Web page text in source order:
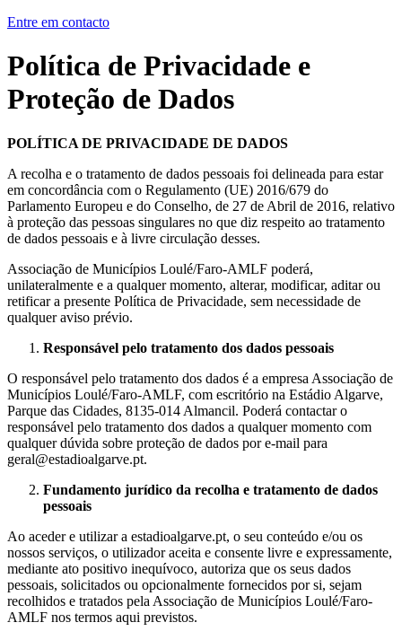
Entre em contacto
Política de Privacidade e
Proteção de Dados
POLÍTICA DE PRIVACIDADE DE DADOS
A recolha e o tratamento de dados pessoais foi delineada para estar
em concordância com o Regulamento (UE) 2016/679 do
Parlamento Europeu e do Conselho, de 27 de Abril de 2016, relativo
à proteção das pessoas singulares no que diz respeito ao tratamento
de dados pessoais e à livre circulação desses.
Associação de Municípios Loulé/Faro-AMLF poderá,
unilateralmente e a qualquer momento, alterar, modificar, aditar ou
retificar a presente Política de Privacidade, sem necessidade de
qualquer aviso prévio.
Responsável pelo tratamento dos dados pessoais
O responsável pelo tratamento dos dados é a empresa Associação de
Municípios Loulé/Faro-AMLF, com escritório na Estádio Algarve,
Parque das Cidades, 8135-014 Almancil. Poderá contactar o
responsável pelo tratamento dos dados a qualquer momento com
qualquer dúvida sobre proteção de dados por e-mail para
geral@estadioalgarve.pt.
Fundamento jurídico da recolha e tratamento de dados
pessoais
Ao aceder e utilizar a estadioalgarve.pt, o seu conteúdo e/ou os
nossos serviços, o utilizador aceita e consente livre e expressamente,
mediante ato positivo inequívoco, autoriza que os seus dados
pessoais, solicitados ou opcionalmente fornecidos por si, sejam
recolhidos e tratados pela Associação de Municípios Loulé/Faro-
AMLF nos termos aqui previstos.